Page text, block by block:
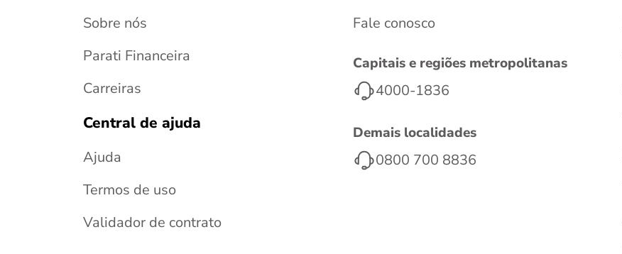
Sobre nós
Parati Financeira
Carreiras
Central de ajuda
Ajuda
Termos de uso
Validador de contrato
Fale conosco
Capitais e regiões metropolitanas
4000-1836
Demais localidades
0800 700 8836